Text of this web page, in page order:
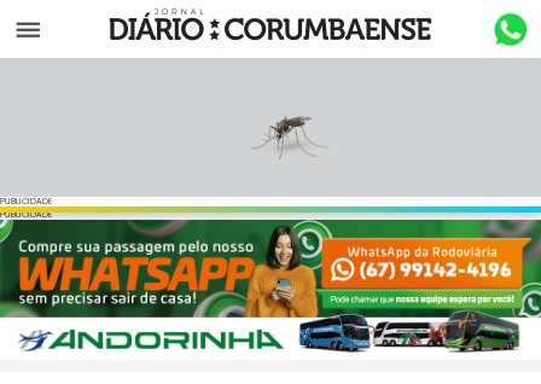
Menu
PUBLICIDADE
PUBLICIDADE